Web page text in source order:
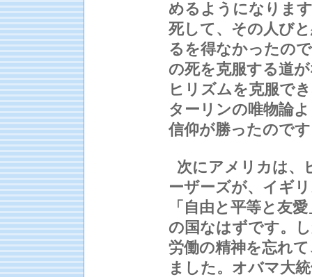
めるようになりま
死して、その人び
るを得なかったの
の死を克服する道
ヒリズムを克服で
ターリンの唯物論
信仰が勝ったので
次にアメリカは、
ーザーズが、イギ
「自由と平等と友
の国なはずです。
労働の精神を忘れ
ました。オバマ大